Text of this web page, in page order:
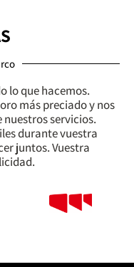
lo que hacemos.
más preciado y nos
servicios.
durante vuestra
juntos. Vuestra